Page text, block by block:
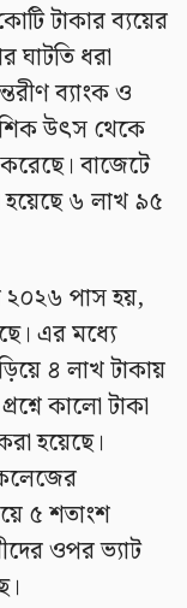
টাকার ব্যয়ের
ঘাটতি ধরা
ব্যাংক ও
উৎস থেকে
বাজেটে
হয়েছে ৬ লাখ ৯৫
২০২৬ পাস হয়,
এর মধ্যে
৪ লাখ টাকায়
কালো টাকা
হয়েছে।
৫ শতাংশ
ওপর ভ্যাট